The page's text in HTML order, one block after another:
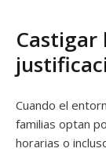
Castigar
Cuando el
familias optan
horarias o